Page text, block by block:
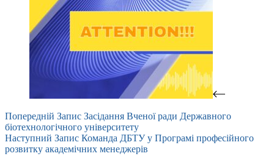
Попередній Запис Засідання Вченої ради Державного
біотехнологічного університету
Наступний Запис Команда ДБТУ у Програмі професійного
розвитку академічних менеджерів